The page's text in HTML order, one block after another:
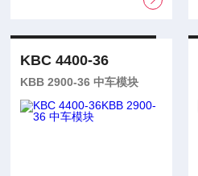
KBC 4400-36
KBB 2900-36 中车模块